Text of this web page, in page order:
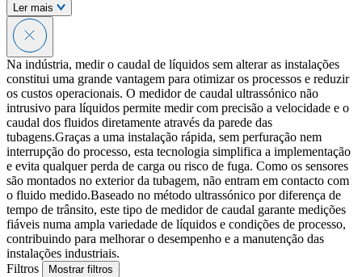
Ler mais
Na indústria, medir o caudal de líquidos sem alterar as instalações
constitui uma grande vantagem para otimizar os processos e reduzir
os custos operacionais. O medidor de caudal ultrassónico não
intrusivo para líquidos permite medir com precisão a velocidade e o
caudal dos fluidos diretamente através da parede das
tubagens.Graças a uma instalação rápida, sem perfuração nem
interrupção do processo, esta tecnologia simplifica a implementação
e evita qualquer perda de carga ou risco de fuga. Como os sensores
são montados no exterior da tubagem, não entram em contacto com
o fluido medido.Baseado no método ultrassónico por diferença de
tempo de trânsito, este tipo de medidor de caudal garante medições
fiáveis numa ampla variedade de líquidos e condições de processo,
contribuindo para melhorar o desempenho e a manutenção das
instalações industriais.
Filtros
Mostrar filtros